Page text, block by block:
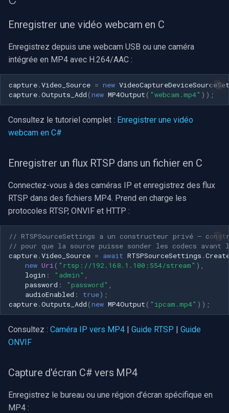
Enregistrer une vidéo webcam en C
Enregistrez depuis une webcam USB ou une caméra
intégrée en MP4 avec H.264/AAC :
capture.Video_Source = new
capture.Outputs_Add (new MP4Output ( "webcam.mp4" ));
Consultez le tutoriel complet : Enregistrer une vidéo
webcam en C#
Enregistrer un flux RTSP dans un fichier en C
Connectez-vous à des caméras IP et enregistrez des flux
RTSP dans des fichiers MP4. Prend en charge les
protocoles RTSP, ONVIF et HTTP :
// RTSPSourceSettings a un constructeur privé —
// pour que la source puisse sonder les codecs avant
capture.Video_Source = await RTSPSourceSettings .
new Uri ( "rtsp://192.168.1.100:554/stream" ),
login : "admin"
password : "password"
audioEnabled : true);
capture.Outputs_Add (new MP4Output ( "ipcam.mp4" ));
Consultez : Caméra IP vers MP4 | Guide RTSP | Guide
ONVIF
Capture d'écran C# vers MP4
Enregistrez le bureau ou une région d'écran spécifique en
MP4 :